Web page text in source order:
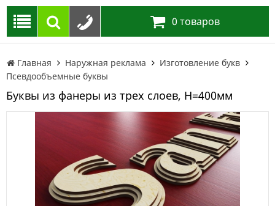
0 товаров
Главная Наружная реклама
Изготовление букв
Псевдообъемные буквы
Буквы из фанеры из трех слоев, H=400мм